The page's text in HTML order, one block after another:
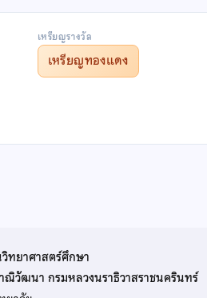
เหรียญรางวัล
เหรียญทองแดง
ทยาศาสตร์ศึกษา
ณิวัฒนา กรมหลวงนราธิวาสราชนครินทร์